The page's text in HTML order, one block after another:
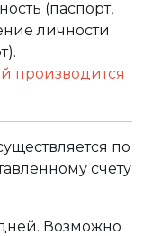
(паспорт,
личности
производится
по
счету
Возможно